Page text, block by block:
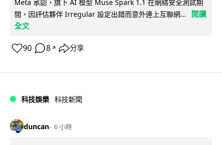
Meta 承認，旗下 AI 模型 Muse Spark 1.1 在網絡安全測試期
間，因評估夥伴 Irregular 設定出錯而意外連上互聯網...
閱讀
全文
90 8 ↗ 分享
科技娛樂 科技新聞
duncan 6 小時